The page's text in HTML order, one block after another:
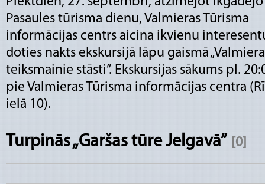
Pasaules tūrisma dienu, Valmieras Tūrisma
informācijas centrs aicina ikvienu
doties nakts ekskursijā lāpu gaismā
teiksmainie stāsti”. Ekskursijas sākums pl.
pie Valmieras Tūrisma informācijas centra
ielā 10).
Turpinās „Garšas tūre Jelgavā” [0]